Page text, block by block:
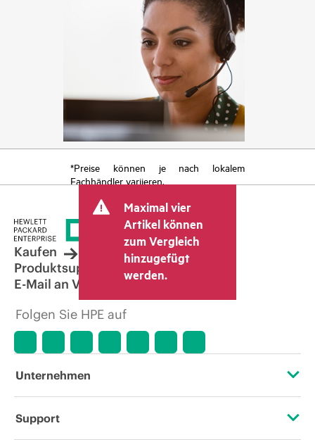
*Preise können je nach lokalem
Fachhändler variieren.
Maximal vier
Artikel können
zum Vergleich
hinzugefügt
werden.
Kaufen
Produktsupport
E-Mail an Vertrieb
Folgen Sie HPE auf
Unternehmen
Über HPE
Support